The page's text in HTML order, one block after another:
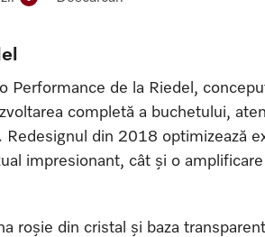
Performance de la Riedel,
completă a buchetului,
din 2018 optimizează
impresionant, cât și o
roșie din cristal și baza